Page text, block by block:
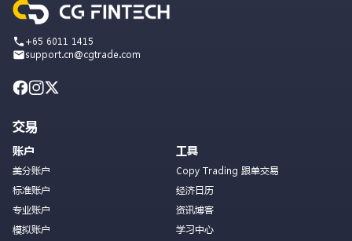
+65 6011 1415
support.cn@cgtrade.com
交易
账户
美分账户
标准账户
专业账户
模拟账户
工具
Copy Trading 跟单交易
经济日历
资讯博客
学习中心